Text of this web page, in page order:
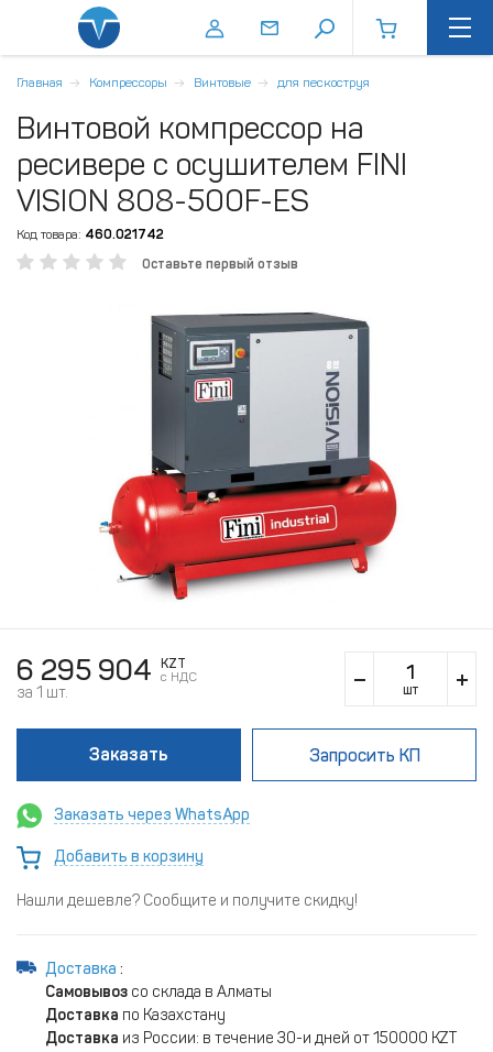
Главная Компрессоры Винтовые для пескоструя
Винтовой компрессор на
ресивере с осушителем FINI
VISION 808-500F-ES
Код товара: 460.021742
Оставьте первый отзыв
6 295 904
KZT
c НДС
за 1 шт. шт
Заказать Запросить КП
Заказать через WhatsApp
Добавить в корзину
Нашли дешевле? Сообщите и получите скидку!
Доставка :
Самовывоз со склада в Алматы
Доставка по Казахстану
Доставка из России: в течение 30-и дней от 150000 KZT